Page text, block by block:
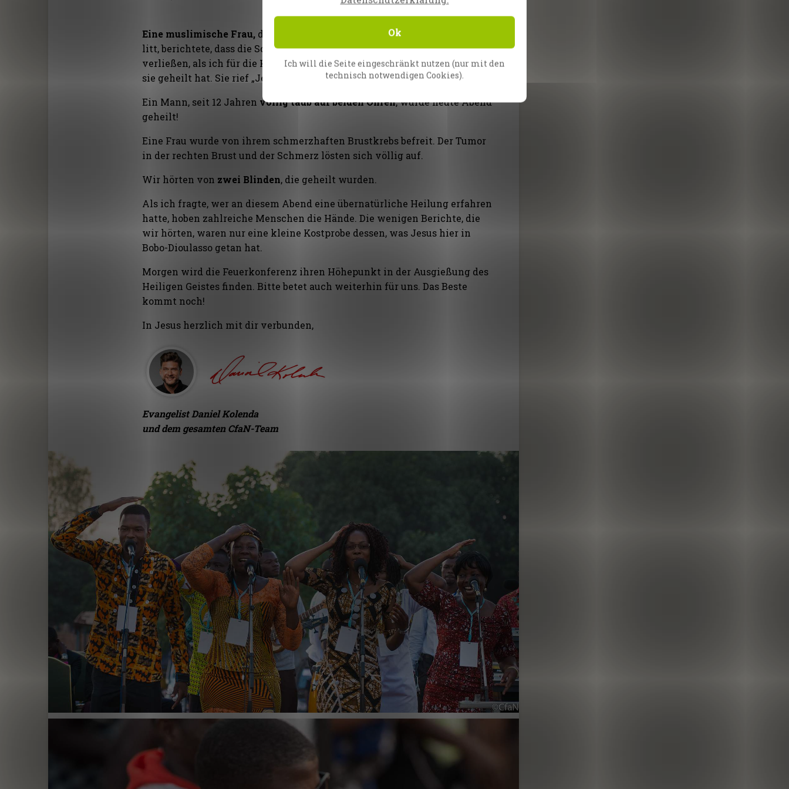
Eine muslimische Frau, die seit 26 Jahren unter chronischen Schmerzen
litt, berichtete, dass die Schmerzen ihren Körper in dem Moment
verließen, als ich für die Kranken betete. Ich fragte sie, ob sie wüsste, wer
sie geheilt hat. Sie rief „Jesus Christus!“
Ein Mann, seit 12 Jahren völlig taub auf beiden Ohren, wurde heute Abend
geheilt!
Eine Frau wurde von ihrem schmerzhaften Brustkrebs befreit. Der Tumor
in der rechten Brust und der Schmerz lösten sich völlig auf.
Wir hörten von zwei Blinden, die geheilt wurden.
Als ich fragte, wer an diesem Abend eine übernatürliche Heilung erfahren
hatte, hoben zahlreiche Menschen die Hände. Die wenigen Berichte, die
wir hörten, waren nur eine kleine Kostprobe dessen, was Jesus hier in
Bobo-Dioulasso getan hat.
Morgen wird die Feuerkonferenz ihren Höhepunkt in der Ausgießung des
Heiligen Geistes finden. Bitte betet auch weiterhin für uns. Das Beste
kommt noch!
In Jesus herzlich mit dir verbunden,
Evangelist Daniel Kolenda
und dem gesamten CfaN-Team
Ok
Ich will die Seite eingeschränkt nutzen (nur mit den
technisch notwendigen Cookies).